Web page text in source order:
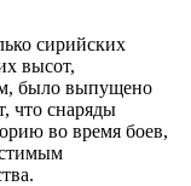
сирийских
высот,
было выпущено
что снаряды
во время боев,